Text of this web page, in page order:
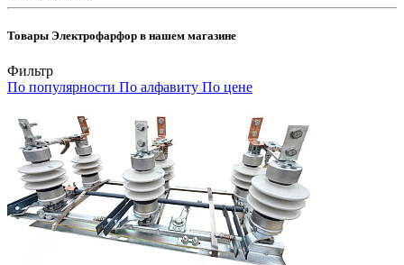
Товары Электрофарфор в нашем магазине
Фильтр
По популярности По алфавиту По цене